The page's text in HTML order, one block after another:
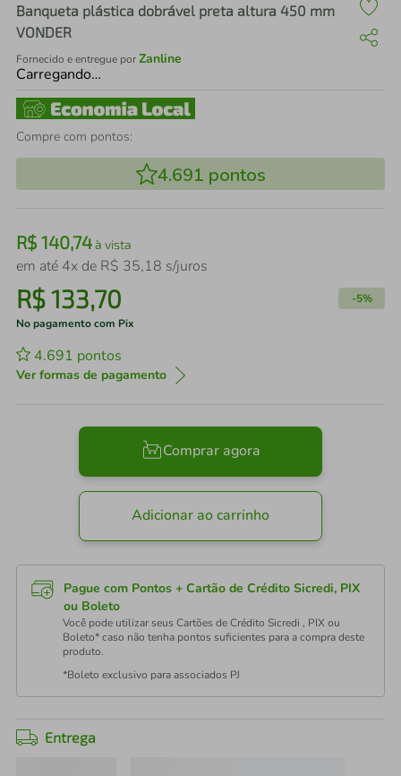
Banqueta plástica dobrável preta altura 450 mm
VONDER
Fornecido e entregue porZanline
Carregando…
Compre com pontos:
4.691 pontos
R$ 140,74à vista
em até 4x de R$ 35,18 s/juros
R$133,70 -5%
No pagamento com Pix
4.691 pontos
Ver formas de pagamento
Comprar agora
Adicionar ao carrinho
Pague com Pontos + Cartão de Crédito Sicredi, PIX
ou Boleto
Você pode utilizar seus Cartões de Crédito Sicredi , PIX ou
Boleto* caso não tenha pontos suficientes para a compra deste
produto.
*Boleto exclusivo para associados PJ
Entrega